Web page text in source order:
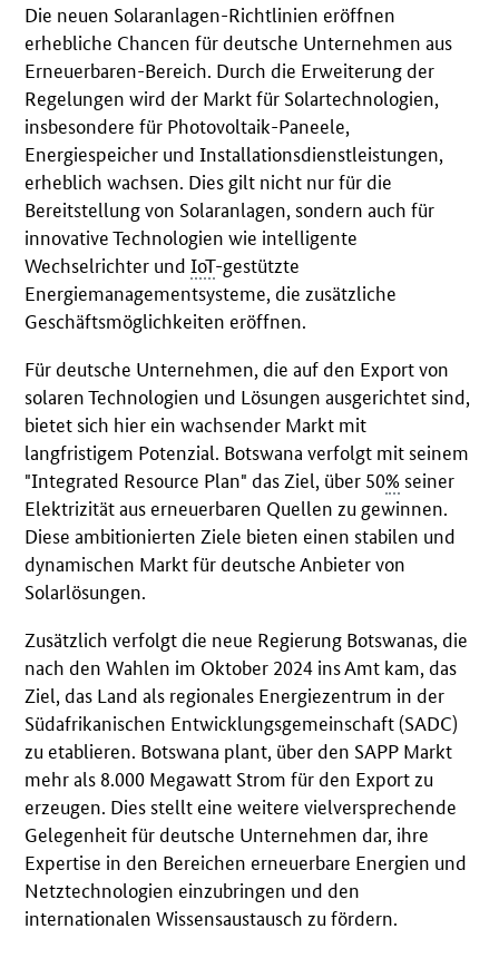
Die neuen Solaranlagen-Richtlinien eröffnen
erhebliche Chancen für deutsche Unternehmen aus
Erneuerbaren-Bereich. Durch die Erweiterung der
Regelungen wird der Markt für Solartechnologien,
insbesondere für Photovoltaik-Paneele,
Energiespeicher und Installationsdienstleistungen,
erheblich wachsen. Dies gilt nicht nur für die
Bereitstellung von Solaranlagen, sondern auch für
innovative Technologien wie intelligente
Wechselrichter undIoT-gestützte
Energiemanagementsysteme, die zusätzliche
Geschäftsmöglichkeiten eröffnen.
Für deutsche Unternehmen, die auf den Export von
solaren Technologien und Lösungen ausgerichtet sind,
bietet sich hier ein wachsender Markt mit
langfristigem Potenzial. Botswana verfolgt mit seinem
"Integrated Resource Plan" das Ziel, über 50% seiner
Elektrizität aus erneuerbaren Quellen zu gewinnen.
Diese ambitionierten Ziele bieten einen stabilen und
dynamischen Markt für deutsche Anbieter von
Solarlösungen.
Zusätzlich verfolgt die neue Regierung Botswanas, die
nach den Wahlen im Oktober 2024 ins Amt kam, das
Ziel, das Land als regionales Energiezentrum in der
Südafrikanischen Entwicklungsgemeinschaft (SADC)
zu etablieren. Botswana plant, über den SAPP Markt
mehr als 8.000 Megawatt Strom für den Export zu
erzeugen. Dies stellt eine weitere vielversprechende
Gelegenheit für deutsche Unternehmen dar, ihre
Expertise in den Bereichen erneuerbare Energien und
Netztechnologien einzubringen und den
internationalen Wissensaustausch zu fördern.